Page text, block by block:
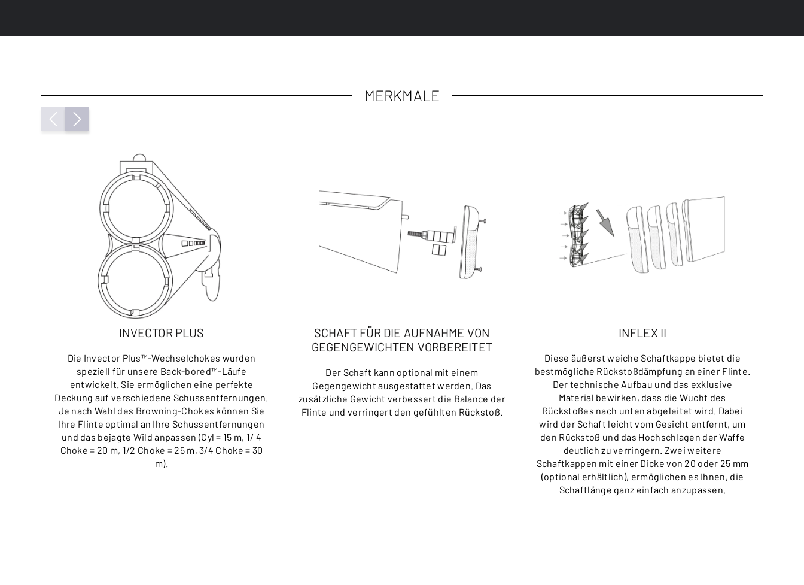
MERKMALE
INVECTOR PLUS
Die Invector Plus™-Wechselchokes wurden
speziell für unsere Back-bored™-Läufe
entwickelt. Sie ermöglichen eine perfekte
Deckung auf verschiedene Schussentfernungen.
Je nach Wahl des Browning-Chokes können Sie
Ihre Flinte optimal an Ihre Schussentfernungen
und das bejagte Wild anpassen (Cyl = 15 m, 1/ 4
Choke = 20 m, 1/2 Choke = 25 m, 3/4 Choke = 30
m).
SCHAFT FÜR DIE AUFNAHME VON
GEGENGEWICHTEN VORBEREITET
Der Schaft kann optional mit einem
Gegengewicht ausgestattet werden. Das
zusätzliche Gewicht verbessert die Balance der
Flinte und verringert den gefühlten Rückstoß.
INFLEX II
Diese äußerst weiche Schaftkappe bietet die
bestmögliche Rückstoßdämpfung an einer Flinte.
Der technische Aufbau und das exklusive
Material bewirken, dass die Wucht des
Rückstoßes nach unten abgeleitet wird. Dabei
wird der Schaft leicht vom Gesicht entfernt, um
den Rückstoß und das Hochschlagen der Waffe
deutlich zu verringern. Zwei weitere
Schaftkappen mit einer Dicke von 20 oder 25 mm
(optional erhältlich), ermöglichen es Ihnen, die
Schaftlänge ganz einfach anzupassen.